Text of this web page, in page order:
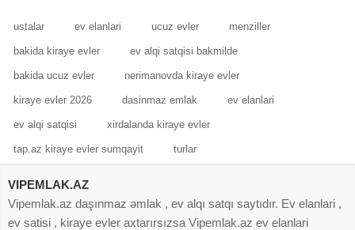
ustalar ev elanlari ucuz evler menziller
bakida kiraye evler ev alqi satqisi bakmilde
bakida ucuz evler nerimanovda kiraye evler
kiraye evler 2026 dasinmaz emlak ev elanlari
ev alqi satqisi xirdalanda kiraye evler
tap.az kiraye evler sumqayit turlar
VIPEMLAK.AZ
Vipemlak.az daşınmaz əmlak , ev alqı satqı saytıdır. Ev elanlari ,
ev satisi , kiraye evler axtarırsızsa Vipemlak.az ev elanlari